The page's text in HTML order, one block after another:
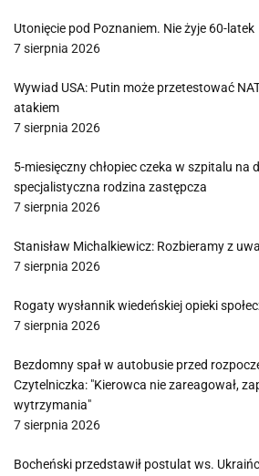
Utonięcie pod Poznaniem. Nie żyje 60-latek
7 sierpnia 2026
Wywiad USA: Putin może przetestować
atakiem
7 sierpnia 2026
5-miesięczny chłopiec czeka w szpitalu na
specjalistyczna rodzina zastępcza
7 sierpnia 2026
Stanisław Michalkiewicz: Rozbieramy z
7 sierpnia 2026
Rogaty wysłannik wiedeńskiej opieki
7 sierpnia 2026
Bezdomny spał w autobusie przed
Czytelniczka: "Kierowca nie zareagował,
wytrzymania"
7 sierpnia 2026
Bocheński przedstawił postulat ws.